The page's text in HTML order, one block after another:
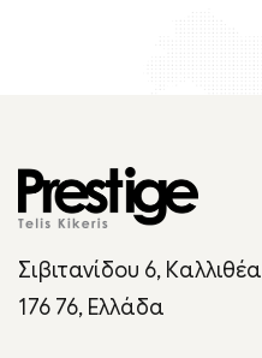
Σιβιτανίδου 6, Καλλιθέα
176 76, Ελλάδα